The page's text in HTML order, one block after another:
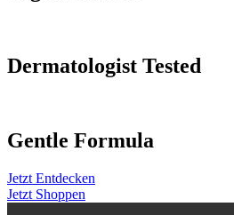
Dermatologist Tested
Gentle Formula
Jetzt Entdecken
Jetzt Shoppen